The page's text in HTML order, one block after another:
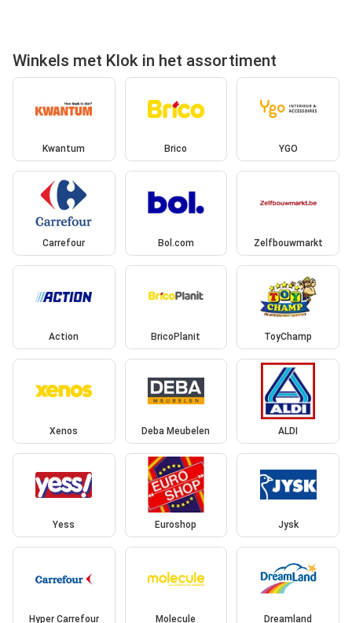
Winkels met Klok in het assortiment
Kwantum Brico YGO
Carrefour Bol.com Zelfbouwmarkt
Action BricoPlanit ToyChamp
Xenos Deba Meubelen ALDI
Yess Euroshop Jysk
Hyper Carrefour Molecule Dreamland